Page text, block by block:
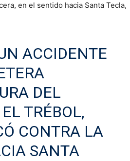
en el sentido hacia Santa Tecla,
ACCIDENTE
DEL
TRÉBOL,
CONTRA LA
SANTA